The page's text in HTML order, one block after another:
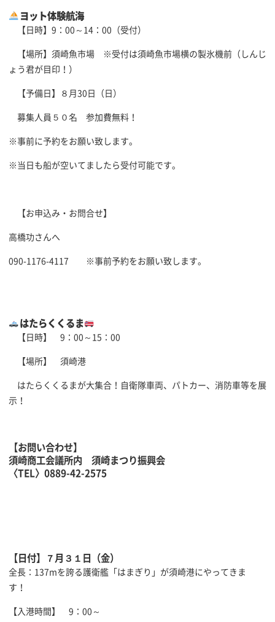
ヨット体験航海
【日時】9：00～14：00（受付）
【場所】須崎魚市場 ※受付は須崎魚市場横の製氷機前（しんじ
ょう君が目印！）
【予備日】８月30日（日）
募集人員５０名 参加費無料！
※事前に予約をお願い致します。
※当日も船が空いてましたら受付可能です。
【お申込み・お問合せ】
高橋功さんへ
090-1176-4117 ※事前予約をお願い致します。
はたらくくるま
【日時】 9：00～15 ：00
【場所】 須崎港
はたらくくるまが大集合！自衛隊車両、パトカー、消防車等を展
示！
【お問い合わせ】
須崎商工会議所内 須崎まつり振興会
〈TEL〉0889-42-2575
【日付】７月３１日（金）
全長：137mを誇る護衛艦「はまぎり」が須崎港にやってきま
す！
【入港時間】 9：00～